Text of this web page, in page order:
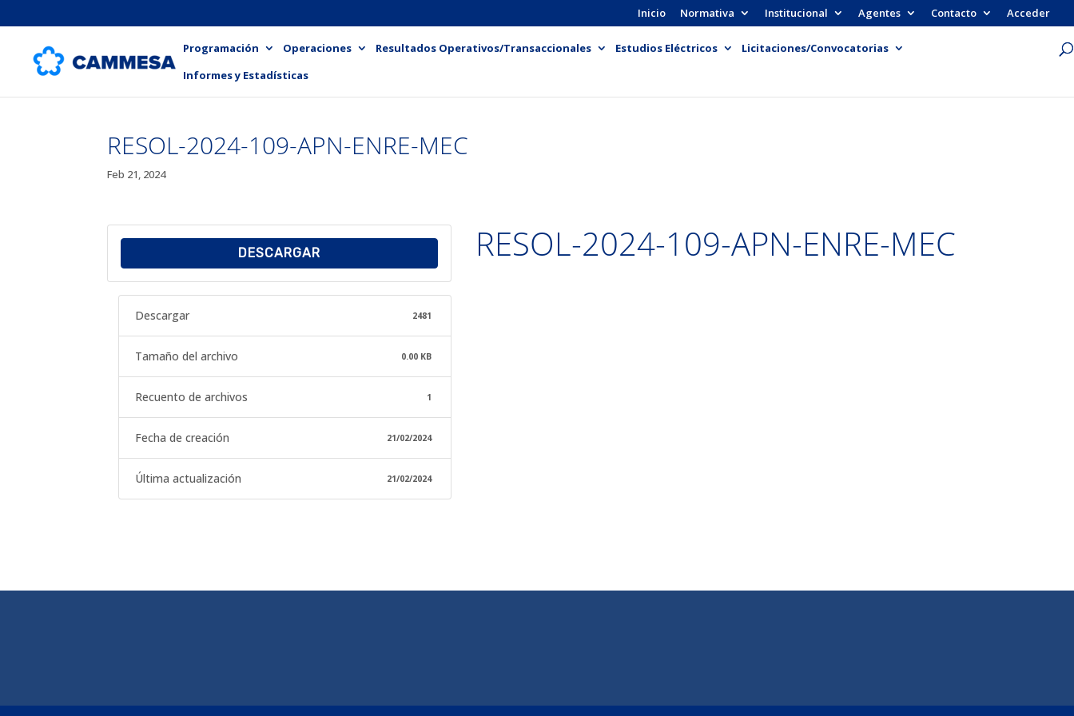
Inicio Normativa Institucional Agentes Contacto Acceder
Programación Operaciones Resultados Operativos/Transaccionales Estudios Eléctricos
Licitaciones/Convocatorias
Informes y Estadísticas
RESOL-2024-109-APN-ENRE-MEC
Feb 21, 2024
DESCARGAR
Descargar 2481
Tamaño del archivo 0.00 KB
Recuento de archivos 1
Fecha de creación 21/02/2024
Última actualización 21/02/2024
RESOL-2024-109-APN-ENRE-MEC